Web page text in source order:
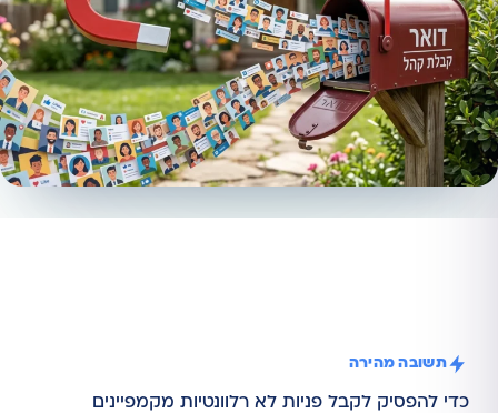
תשובה מהירה
כדי להפסיק לקבל פניות לא רלוונטיות מקמפיינים